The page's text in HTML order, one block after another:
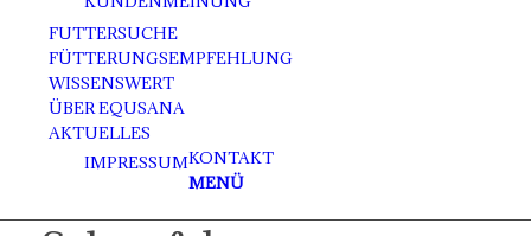
FUTTERSUCHE
FÜTTERUNGSEMPFEHLUNG
WISSENSWERT
ÜBER EQUSANA
AKTUELLES
KONTAKT
IMPRESSUM
MENÜ